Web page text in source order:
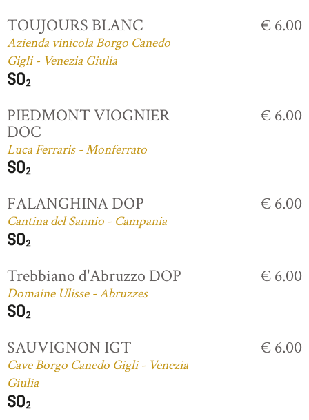
TOUJOURS BLANC
Azienda vinicola Borgo Canedo
Gigli - Venezia Giulia
€ 6.00
PIEDMONT VIOGNIER
DOC
Luca Ferraris - Monferrato
€ 6.00
FALANGHINA DOP
Cantina del Sannio - Campania
€ 6.00
Trebbiano d'Abruzzo DOP
Domaine Ulisse - Abruzzes
€ 6.00
SAUVIGNON IGT
Cave Borgo Canedo Gigli - Venezia
Giulia
€ 6.00